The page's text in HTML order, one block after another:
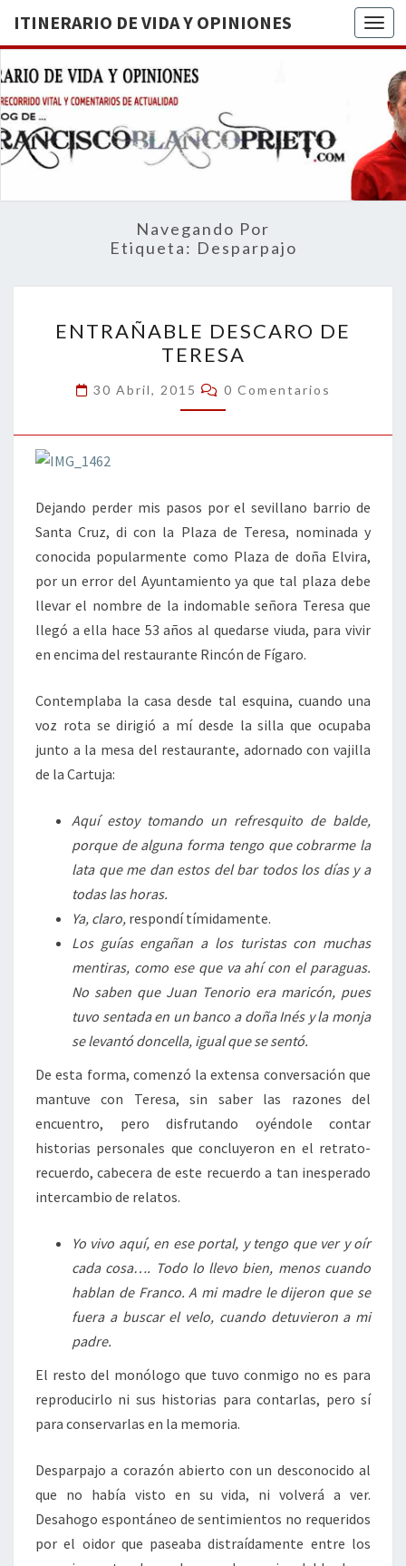
ITINERARIO DE VIDA Y OPINIONES
DE
BREVE
RECORRIDO
VITAL Y
ACTUALIDAD
Navegando Por
Etiqueta: Desparpajo
DESCARO
DE
TERESA
ENTRAÑABLE DESCARO DE
TERESA
30 Abril, 2015 Comentarios
0 Comentarios
Dejando perder mis pasos por el sevillano barrio de
Santa Cruz, di con la Plaza de Teresa, nominada y
conocida popularmente como Plaza de doña Elvira,
por un error del Ayuntamiento ya que tal plaza debe
llevar el nombre de la indomable señora Teresa que
llegó a ella hace 53 años al quedarse viuda, para vivir
en encima del restaurante Rincón de Fígaro.
Contemplaba la casa desde tal esquina, cuando una
voz rota se dirigió a mí desde la silla que ocupaba
junto a la mesa del restaurante, adornado con vajilla
de la Cartuja:
Aquí estoy tomando un refresquito de balde,
porque de alguna forma tengo que cobrarme la
lata que me dan estos del bar todos los días y a
todas las horas.
Ya, claro, respondí tímidamente.
Los guías engañan a los turistas con muchas
mentiras, como ese que va ahí con el paraguas.
No saben que Juan Tenorio era maricón, pues
tuvo sentada en un banco a doña Inés y la monja
se levantó doncella, igual que se sentó.
De esta forma, comenzó la extensa conversación que
mantuve con Teresa, sin saber las razones del
encuentro, pero disfrutando oyéndole contar
historias personales que concluyeron en el retrato-
recuerdo, cabecera de este recuerdo a tan inesperado
intercambio de relatos.
Yo vivo aquí, en ese portal, y tengo que ver y oír
cada cosa…. Todo lo llevo bien, menos cuando
hablan de Franco. A mi madre le dijeron que se
fuera a buscar el velo, cuando detuvieron a mi
padre.
El resto del monólogo que tuvo conmigo no es para
reproducirlo ni sus historias para contarlas, pero sí
para conservarlas en la memoria.
Desparpajo a corazón abierto con un desconocido al
que no había visto en su vida, ni volverá a ver.
Desahogo espontáneo de sentimientos no requeridos
por el oidor que paseaba distraídamente entre los